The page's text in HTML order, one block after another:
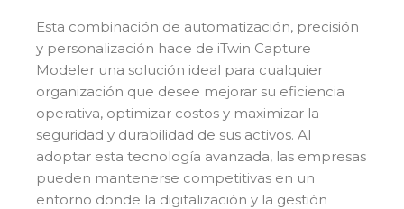
Esta combinación de automatización, precisión
y personalización hace de iTwin Capture
Modeler una solución ideal para cualquier
organización que desee mejorar su eficiencia
operativa, optimizar costos y maximizar la
seguridad y durabilidad de sus activos. Al
adoptar esta tecnología avanzada, las empresas
pueden mantenerse competitivas en un
entorno donde la digitalización y la gestión